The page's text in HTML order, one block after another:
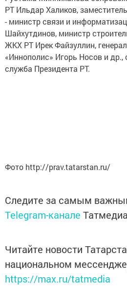
РТ Ильдар Халиков,
- министр связи и
Шайхутдинов, министр
ЖКХ РТ Ирек Файзуллин,
«Иннополис» Игорь Носов и др.,
служба Президента РТ.
Фото http://prav.tatarstan.ru/
Следите за самым
Telegram-канале Татмедиа
Читайте новости
национальном
https://max.ru/tatmedia